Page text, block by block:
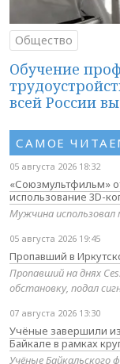
Общество
Обучение
всей России
САМОЕ
05 августа 2026 18:32
«Союзмультфильм»
использование 3D-
Мужчина использовал
05 августа 2026 19:45
Пропавший в
Пропавший на днях
обстановку, подал
07 августа 2026 13:30
Учёные завершили
Байкале в рамках
Учёные Байкальского